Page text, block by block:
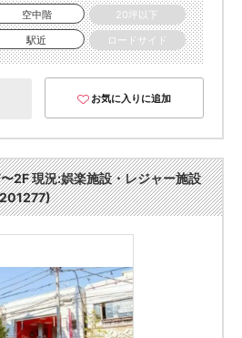
空中階
20坪以下
駅近 ロードサイド
お気に入りに追加
2F 現況:娯楽施設・レジャー施設